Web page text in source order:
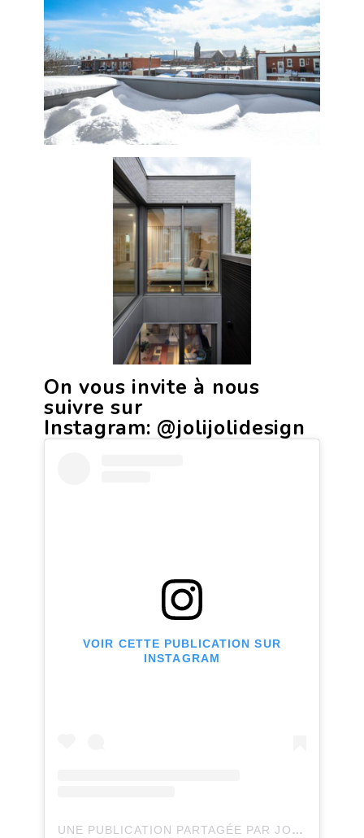
On vous invite à nous
suivre sur
Instagram: @jolijolidesign
VOIR CETTE PUBLICATION SUR
INSTAGRAM
UNE PUBLICATION PARTAGÉE PAR JOLI JOLI DESIGN (@JOLIJOLIDESIGN)